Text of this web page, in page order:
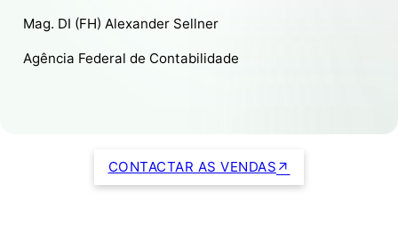
Mag. DI (FH) Alexander Sellner
Agência Federal de Contabilidade
CONTACTAR AS VENDAS